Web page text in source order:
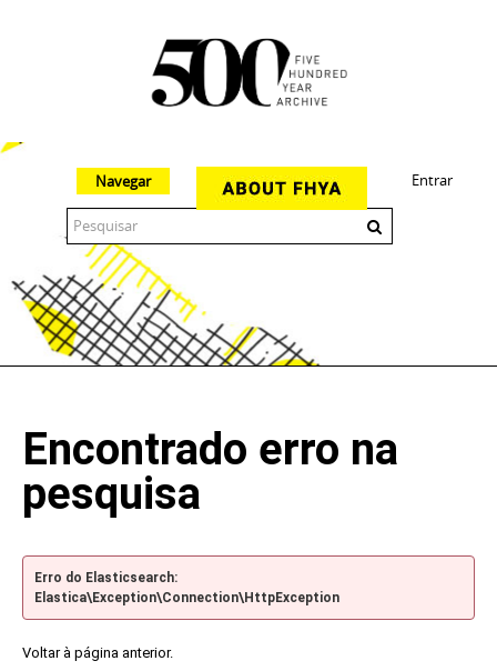
Entrar
Navegar
Encontrado erro na
pesquisa
Erro do Elasticsearch:
Elastica\Exception\Connection\HttpException
Voltar à página anterior.